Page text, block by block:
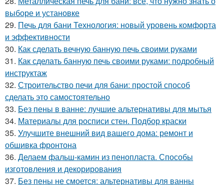
выборе и установке
29. Печь для бани Технология: новый уровень комфорта
и эффективности
30. Как сделать вечную банную печь своими руками
31. Как сделать банную печь своими руками: подробный
инструктаж
32. Строительство печи для бани: простой способ
сделать это самостоятельно
33. Без пены в ванне: лучшие альтернативы для мытья
34. Материалы для росписи стен. Подбор краски
35. Улучшите внешний вид вашего дома: ремонт и
обшивка фронтона
36. Делаем фальш-камин из пенопласта. Способы
изготовления и декорирования
37. Без пены не смоется: альтернативы для ванны